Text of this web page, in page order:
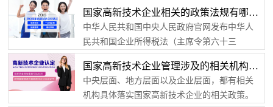
业认定管理办法及配套工作指引的规定可以看
出，国家不但注重的是认定的结果，更加注重
认定完成后的企业的管理和监督工作。具体体
现在以下几个方面：1.高新技术企业年报企业在
获得高新技术企业资格后，在其资格有效期内
应每年5月底前通过“高新技术企业认定管理工作
网”，报送上一年度知识产权、科技人员、研发
费用、经营收入等年度发展情...
国家高新技术企业相关的政策法规有哪些？
中华人民共和国中央人民政府官网发布中华人
民共和国企业所得税法（主席令第六十三
号），2008年1月1日起正式实行该法规。该法
规的（第四章）第二十八条第二款这样写道：
“国家需要重点扶持的高新技术企业，减按15%
的税率征收企业所得税。”这短短的28个字却影
国家高新技术企业管理涉及的相关机构有哪些？
中央层面、地方层面以及企业层面，都有相关
机构具体落实国家高新技术企业的相关政策。